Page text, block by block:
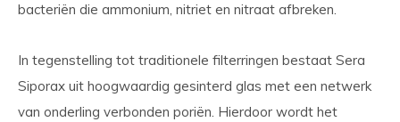
bacteriën die ammonium, nitriet en nitraat afbreken.
In tegenstelling tot traditionele filterringen bestaat Sera
Siporax uit hoogwaardig gesinterd glas met een netwerk
van onderling verbonden poriën. Hierdoor wordt het